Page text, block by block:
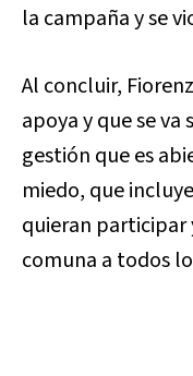
la campaña y se
Al concluir,
apoya y que se va
gestión que es
miedo, que
quieran participar
comuna a todos